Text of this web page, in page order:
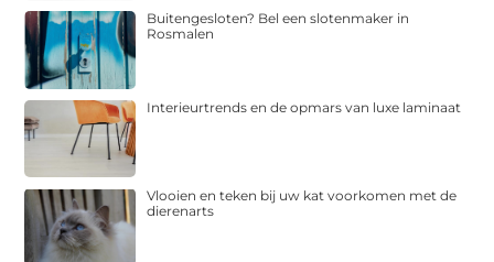
Buitengesloten? Bel een slotenmaker in
Rosmalen
Interieurtrends en de opmars van luxe laminaat
Vlooien en teken bij uw kat voorkomen met de
dierenarts